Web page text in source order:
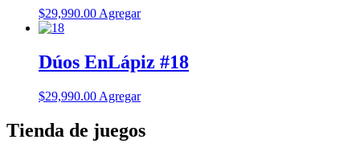
$29,990.00 Agregar
Dúos EnLápiz #18
$29,990.00 Agregar
Tienda de juegos